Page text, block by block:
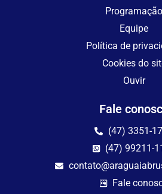
Programação
Equipe
Política de
Cookies do
Ouvir
Fale
(47) 3351-
(47) 99211-
Fale